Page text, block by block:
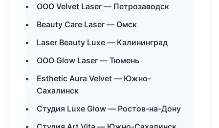
ООО Velvet Laser — Петрозаводск
Beauty Care Laser — Омск
Laser Beauty Luxe — Калининград
ООО Glow Laser — Тюмень
Esthetic Aura Velvet — Южно-
Сахалинск
Студия Luxe Glow — Ростов-на-Дону